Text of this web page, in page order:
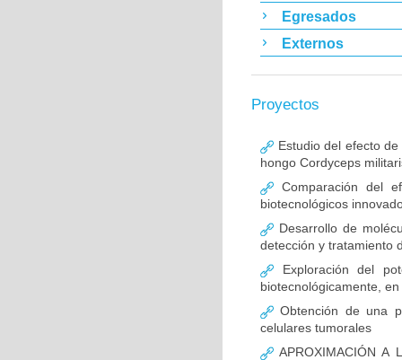
Egresados
Externos
Proyectos
Estudio del efecto
hongo Cordyceps
Comparación del
biotecnológicos
Desarrollo de
detección y tratamiento
Exploración del
biotecnológicamente,
Obtención de una
celulares tumorales
APROXIMACIÓN A